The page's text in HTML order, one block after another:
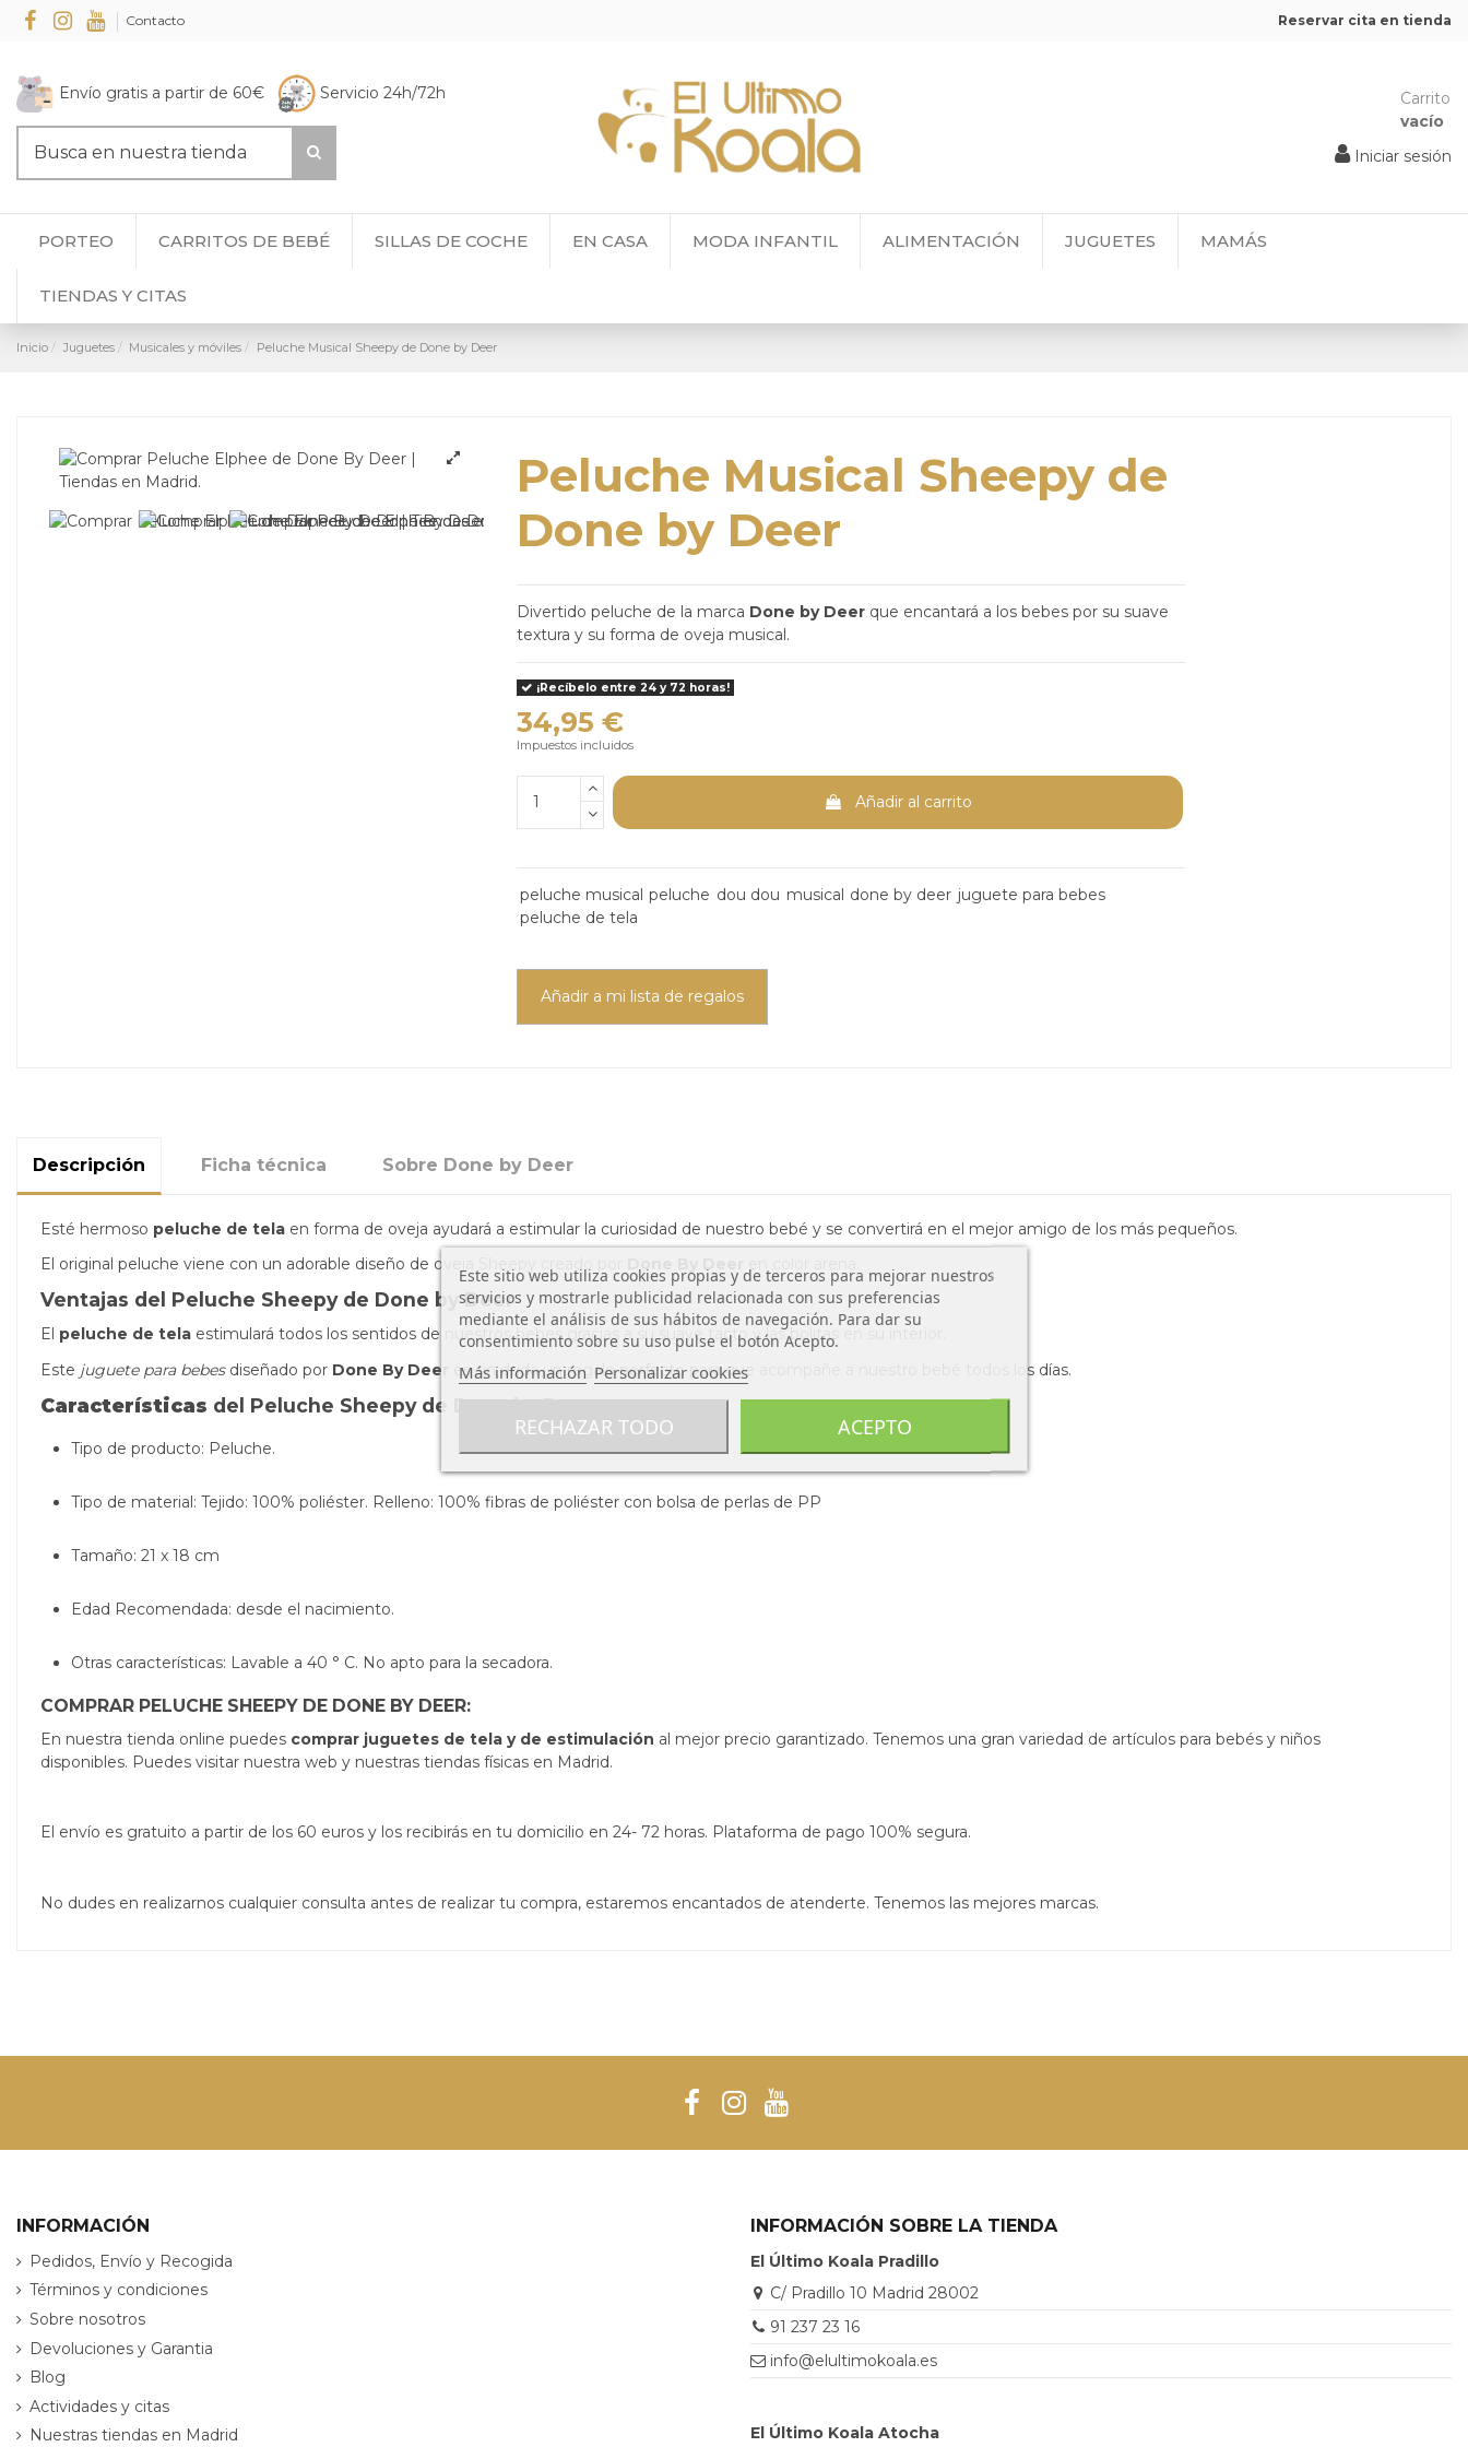
Contacto Reservar cita en tienda
Envío gratis a partir de 60€ Servicio 24h/72h
Carrito
vacío
Iniciar sesión
PORTEO CARRITOS DE BEBÉ SILLAS DE COCHE EN CASA MODA INFANTIL ALIMENTACIÓN JUGUETES MAMÁS
TIENDAS Y CITAS
Inicio Juguetes Musicales y móviles Peluche Musical Sheepy de Done by Deer
Peluche Musical Sheepy de
Done by Deer
Divertido peluche de la marca Done by Deer que encantará a los bebes por su suave
textura y su forma de oveja musical.
¡Recíbelo entre 24 y 72 horas!
34,95 €
Impuestos incluidos
Añadir al carrito
peluche musical peluche dou dou musical done by deer juguete para bebes
peluche de tela
Añadir a mi lista de regalos
Descripción Ficha técnica Sobre Done by Deer
Esté hermoso peluche de tela en forma de oveja ayudará a estimular la curiosidad de nuestro bebé y se convertirá en el mejor amigo de los más pequeños.
El original peluche viene con un adorable diseño de oveja Sheepy creado por
Ventajas del Peluche Sheepy de Done by Deer
El peluche de tela estimulará todos los sentidos de nuestros bebes gracias a su suave tacto y las bolitas en su interior.
Este juguete para bebes diseñado por Done By Deer es sin duda un regalo perfecto para que acompañe a nuestro bebé todos los días.
Características del Peluche Sheepy de Done by Deer:
Tipo de producto: Peluche.
Tipo de material: Tejido: 100% poliéster. Relleno: 100% fibras de poliéster con bolsa de perlas de PP
Tamaño: 21 x 18 cm
Edad Recomendada: desde el nacimiento.
Otras características: Lavable a 40 ° C. No apto para la secadora.
COMPRAR PELUCHE SHEEPY DE DONE BY DEER:
En nuestra tienda online puedes comprar juguetes de tela y de estimulación al mejor precio garantizado. Tenemos una gran variedad de artículos para bebés y niños
disponibles. Puedes visitar nuestra web y nuestras tiendas físicas en Madrid.
El envío es gratuito a partir de los 60 euros y los recibirás en tu domicilio en 24- 72 horas. Plataforma de pago 100% segura.
No dudes en realizarnos cualquier consulta antes de realizar tu compra, estaremos encantados de atenderte. Tenemos las mejores marcas.
INFORMACIÓN
Pedidos, Envío y Recogida
Términos y condiciones
Sobre nosotros
Devoluciones y Garantia
Blog
Actividades y citas
Nuestras tiendas en Madrid
INFORMACIÓN SOBRE LA TIENDA
El Último Koala Pradillo
C/ Pradillo 10 Madrid 28002
91 237 23 16
info@elultimokoala.es
El Último Koala Atocha
Este sitio web utiliza cookies propias y de terceros para mejorar nuestros
servicios y mostrarle publicidad relacionada con sus preferencias
mediante el análisis de sus hábitos de navegación. Para dar su
consentimiento sobre su uso pulse el botón Acepto.
Más información Personalizar cookies
RECHAZAR TODO ACEPTO